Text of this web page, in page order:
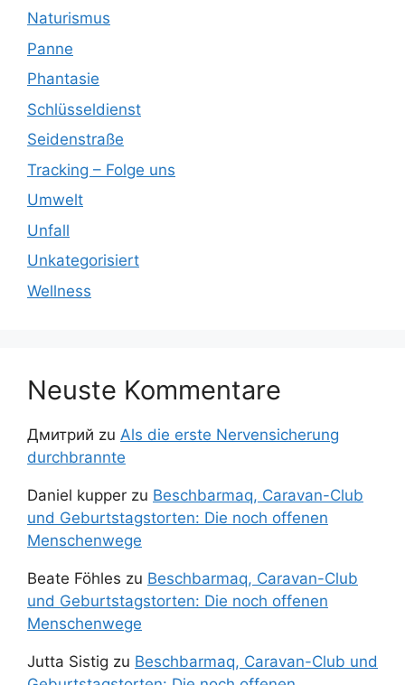
Naturismus
Panne
Phantasie
Schlüsseldienst
Seidenstraße
Tracking – Folge uns
Umwelt
Unfall
Unkategorisiert
Wellness
Neuste Kommentare
Дмитрий zu Als die erste Nervensicherung
durchbrannte
Daniel kupper zu Beschbarmaq, Caravan-Club
und Geburtstagstorten: Die noch offenen
Menschenwege
Beate Föhles zu Beschbarmaq, Caravan-Club
und Geburtstagstorten: Die noch offenen
Menschenwege
Jutta Sistig zu Beschbarmaq, Caravan-Club und